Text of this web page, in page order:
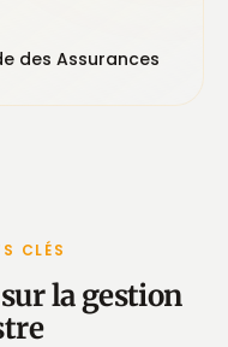
des Assurances
CLÉS
la gestion